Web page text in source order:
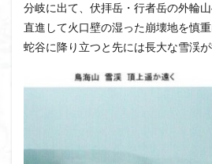
分岐に出て、伏拝岳・行者岳の外輪山
直進して火口壁の湿った崩壊地を慎
蛇谷に降り立つと先には長大な雪渓が